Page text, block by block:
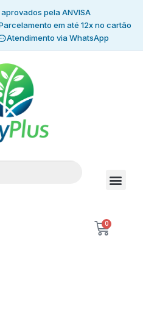
pela ANVISA
em até 12x no cartão
Atendimento via WhatsApp
0